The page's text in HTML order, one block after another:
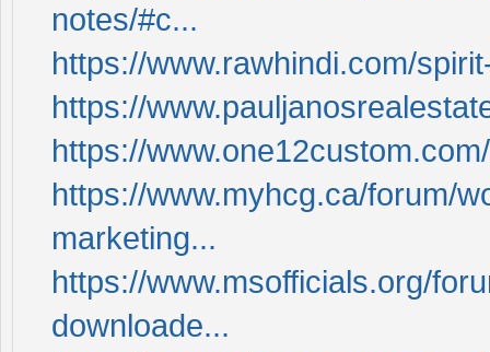
notes/#c...
https://www.rawhindi.com/
https://
https://
https://www.myhcg.ca/forum/
marketing...
https://www.msofficials.org/
downloade...